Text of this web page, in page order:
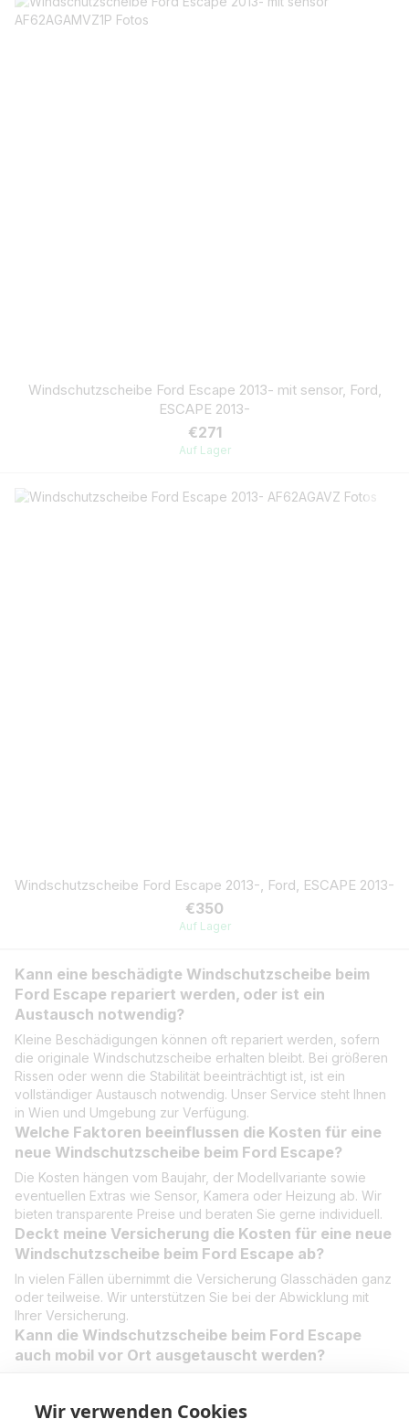
Windschutzscheibe Ford Escape 2013- mit sensor, Ford,
ESCAPE 2013-
€271
Auf Lager
Windschutzscheibe Ford Escape 2013-, Ford, ESCAPE 2013-
€350
Auf Lager
Kann eine beschädigte Windschutzscheibe beim
Ford Escape repariert werden, oder ist ein
Austausch notwendig?
Kleine Beschädigungen können oft repariert werden, sofern
die originale Windschutzscheibe erhalten bleibt. Bei größeren
Rissen oder wenn die Stabilität beeinträchtigt ist, ist ein
vollständiger Austausch notwendig. Unser Service steht Ihnen
in Wien und Umgebung zur Verfügung.
Welche Faktoren beeinflussen die Kosten für eine
neue Windschutzscheibe beim Ford Escape?
Die Kosten hängen vom Baujahr, der Modellvariante sowie
eventuellen Extras wie Sensor, Kamera oder Heizung ab. Wir
bieten transparente Preise und beraten Sie gerne individuell.
Deckt meine Versicherung die Kosten für eine neue
Windschutzscheibe beim Ford Escape ab?
In vielen Fällen übernimmt die Versicherung Glasschäden ganz
oder teilweise. Wir unterstützen Sie bei der Abwicklung mit
Ihrer Versicherung.
Kann die Windschutzscheibe beim Ford Escape
auch mobil vor Ort ausgetauscht werden?
Wir verwenden Cookies